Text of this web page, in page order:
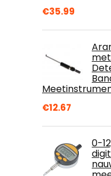
€35.99
€12.67
0-